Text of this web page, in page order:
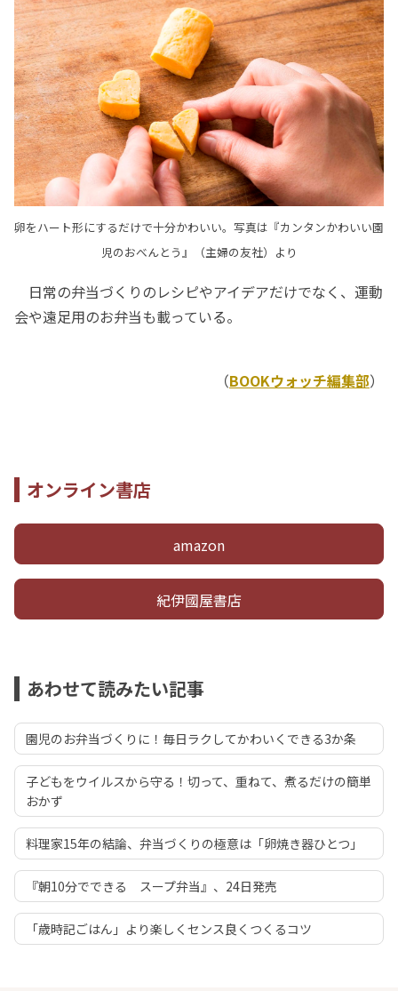
卵をハート形にするだけで十分かわいい。写真は『カンタンかわいい園
児のおべんとう』（主婦の友社）より
日常の弁当づくりのレシピやアイデアだけでなく、運動
会や遠足用のお弁当も載っている。
（BOOKウォッチ編集部）
オンライン書店
amazon
紀伊國屋書店
あわせて読みたい記事
園児のお弁当づくりに！毎日ラクしてかわいくできる3か条
子どもをウイルスから守る！切って、重ねて、煮るだけの簡単
おかず
料理家15年の結論、弁当づくりの極意は「卵焼き器ひとつ」
『朝10分でできる スープ弁当』、24日発売
「歳時記ごはん」より楽しくセンス良くつくるコツ